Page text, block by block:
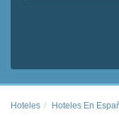
Hoteles Hoteles En